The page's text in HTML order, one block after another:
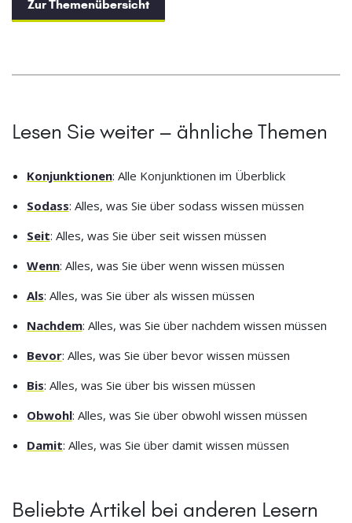
Zur Themenübersicht
Lesen Sie weiter – ähnliche Themen
Konjunktionen: Alle Konjunktionen im Überblick
Sodass: Alles, was Sie über sodass wissen müssen
Seit: Alles, was Sie über seit wissen müssen
Wenn: Alles, was Sie über wenn wissen müssen
Als: Alles, was Sie über als wissen müssen
Nachdem: Alles, was Sie über nachdem wissen müssen
Bevor: Alles, was Sie über bevor wissen müssen
Bis: Alles, was Sie über bis wissen müssen
Obwohl: Alles, was Sie über obwohl wissen müssen
Damit: Alles, was Sie über damit wissen müssen
Beliebte Artikel bei anderen Lesern